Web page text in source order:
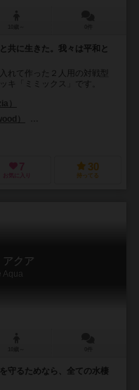
共に生きた。我々は平和と
れて作った２人用の対戦型
キ「ミミックス」です。
）
）
7
お気に入り
30
持ってる
アクア
Aqua
守るためなら、全ての水棲